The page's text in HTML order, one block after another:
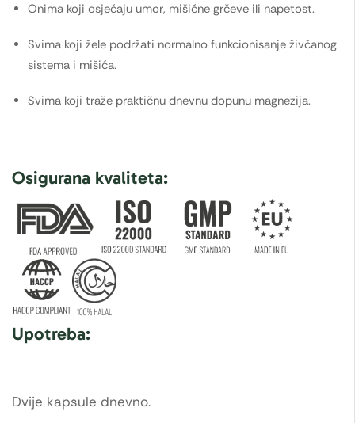
Onima koji osjećaju umor, mišićne grčeve ili napetost.
Svima koji žele podržati normalno funkcionisanje živčanog
sistema i mišića.
Svima koji traže praktičnu dnevnu dopunu magnezija.
Osigurana kvaliteta:
Upotreba:
Dvije kapsule dnevno.